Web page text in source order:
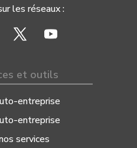
les réseaux :
et outils
entreprise
entreprise
services